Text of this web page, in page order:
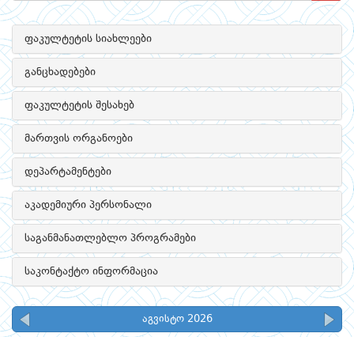
ფაკულტეტის სიახლეები
განცხადებები
ფაკულტეტის შესახებ
მართვის ორგანოები
დეპარტამენტები
აკადემიური პერსონალი
საგანმანათლებლო პროგრამები
საკონტაქტო ინფორმაცია
აგვისტო 2026